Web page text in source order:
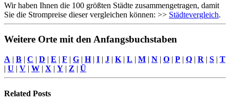
Wir haben Ihnen die 100 größten Städte zusammengetragen, damit
Sie die Strompreise dieser vergleichen können: >> Städtevergleich.
Weitere Orte mit den Anfangsbuchstaben
A | B | C | D | E | F | G | H| I | J | K | L | M | N | O | P | Q | R | S | T
| U | V | W | X | Y | Z | Ü
Related Posts